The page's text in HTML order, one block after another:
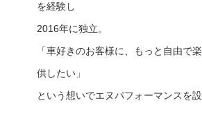
を経験し
2016年に独立。
「車好きのお客様に、もっと自由で
供したい」
という想いでエヌパフォーマンスを設